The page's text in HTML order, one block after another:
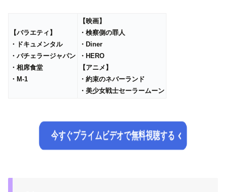
【バラエティ】
・ドキュメンタル
・バチェラージャパン
・相席食堂
・M-1
【映画】
・検察側の罪人
・Diner
・HERO
【アニメ】
・約束のネバーランド
・美少女戦士セーラームーン
今すぐプライムビデオで無料視聴する